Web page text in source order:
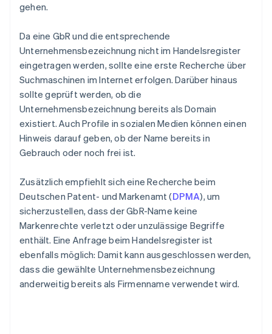
gehen.
Da eine GbR und die entsprechende
Unternehmensbezeichnung nicht im Handelsregister
eingetragen werden, sollte eine erste Recherche über
Suchmaschinen im Internet erfolgen. Darüber hinaus
sollte geprüft werden, ob die
Unternehmensbezeichnung bereits als Domain
existiert. Auch Profile in sozialen Medien können einen
Hinweis darauf geben, ob der Name bereits in
Gebrauch oder noch frei ist.
Zusätzlich empfiehlt sich eine Recherche beim
Deutschen Patent- und Markenamt (DPMA), um
sicherzustellen, dass der GbR-Name keine
Markenrechte verletzt oder unzulässige Begriffe
enthält. Eine Anfrage beim Handelsregister ist
ebenfalls möglich: Damit kann ausgeschlossen werden,
dass die gewählte Unternehmensbezeichnung
anderweitig bereits als Firmenname verwendet wird.